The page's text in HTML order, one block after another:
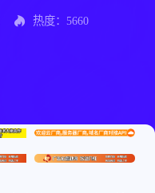
热度：5660